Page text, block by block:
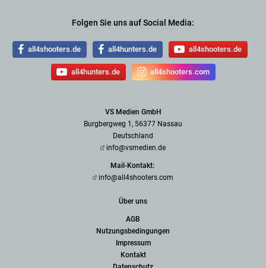
Folgen Sie uns auf Social Media:
all4shooters.de all4hunters.de all4shooters.de
all4hunters.de all4shooters.com
VS Medien GmbH
Burgbergweg 1, 56377 Nassau
Deutschland
info@vsmedien.de
Mail-Kontakt:
info@all4shooters.com
Über uns
AGB
Nutzungsbedingungen
Impressum
Kontakt